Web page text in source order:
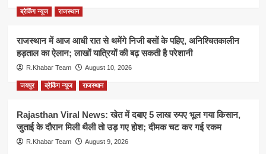
ब्रेकिंग न्यूज राजस्थान
राजस्थान में आज आधी रात से थमेंगे निजी बसों के पहिए, अनिश्चितकालीन
हड़ताल का ऐलान; लाखों यात्रियों की बढ़ सकती है परेशानी
R.Khabar Team August 10, 2026
जयपुर ब्रेकिंग न्यूज राजस्थान
Rajasthan Viral News: खेत में दबाए 5 लाख रुपए भूल गया किसान,
जुताई के दौरान मिली थैली तो उड़ गए होश; दीमक चट कर गई रकम
R.Khabar Team August 9, 2026